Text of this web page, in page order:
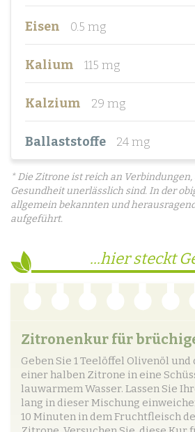
Eisen 0.5 mg
Kalium 115 mg
Kalzium 29 mg
Ballaststoffe 24 mg
* Die Zitrone ist reich an
Gesundheit unerlässlich sind. In der
allgemein bekannten und
aufgeführt.
...hier steckt
Zitronenkur für
Geben Sie 1 Teelöffel Olivenöl und
einer halben Zitrone in eine
lauwarmem Wasser. Lassen Sie
lang in dieser Mischung
10 Minuten in dem Fruchtfleisch